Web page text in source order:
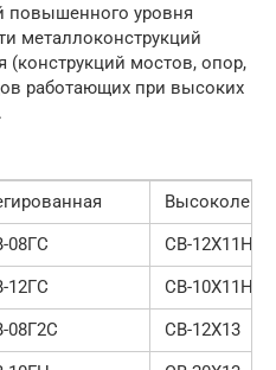
повышенного уровня
металлоконструкций
(конструкций мостов, опор,
работающих при высоких
08ГС
СВ-
12ГС
СВ-
08Г2С
СВ-12Х13